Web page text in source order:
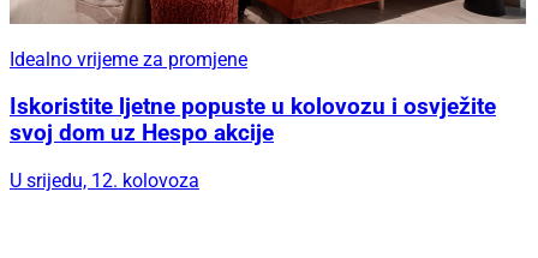
Idealno vrijeme za promjene
Iskoristite ljetne popuste u kolovozu i osvježite
svoj dom uz Hespo akcije
U srijedu, 12. kolovoza